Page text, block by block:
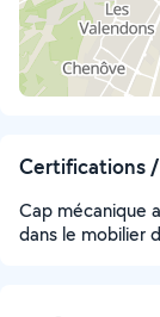
Certifications
Cap mécanique
dans le mobilier